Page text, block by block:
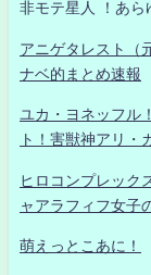
非モテ星人 ！あら
アニゲタレスト（
ナベ的まとめ速報
ユカ・ヨネッフル
ト！害獣神アリ・
ヒロコンプレック
ャアラフィフ女子
萌えっとこあに！